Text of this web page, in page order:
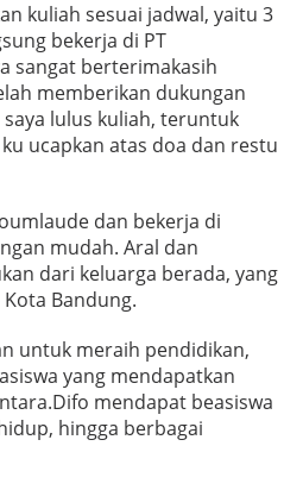
kuliah sesuai jadwal, yaitu 3
bekerja di PT
sangat berterimakasih
memberikan dukungan
lulus kuliah, teruntuk
ucapkan atas doa dan restu
dan bekerja di
mudah. Aral dan
dari keluarga berada, yang
Bandung.
untuk meraih pendidikan,
yang mendapatkan
mendapat beasiswa
hingga berbagai